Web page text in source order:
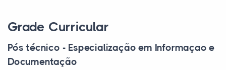
Grade Curricular
Pós técnico - Especialização em Informaçao e
Documentação